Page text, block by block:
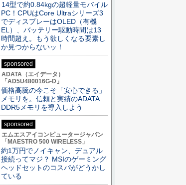
14型で約0.84kgの超軽量モバイル
PC！CPUはCore Ultraシリーズ3
でディスプレーはOLED（有機
EL）、バッテリー駆動時間は13
時間超え。もう欲しくなる要素し
か見つからないッ！
sponsored
ADATA（エイデータ）
「AD5U480016G-D」
価格高騰の今こそ「安心できる」
メモリを。信頼と実績のADATA
DDR5メモリを導入しよう
sponsored
エムエスアイコンピュータージャパン
「MAESTRO 500 WIRELESS」
約1万円でノイキャン、デュアル
接続ってマジ？ MSIのゲーミング
ヘッドセットのコスパがどうかし
ている